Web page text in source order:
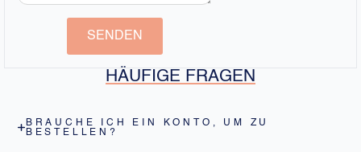
SENDEN
HÄUFIGE FRAGEN
BRAUCHE ICH EIN KONTO, UM ZU
BESTELLEN?